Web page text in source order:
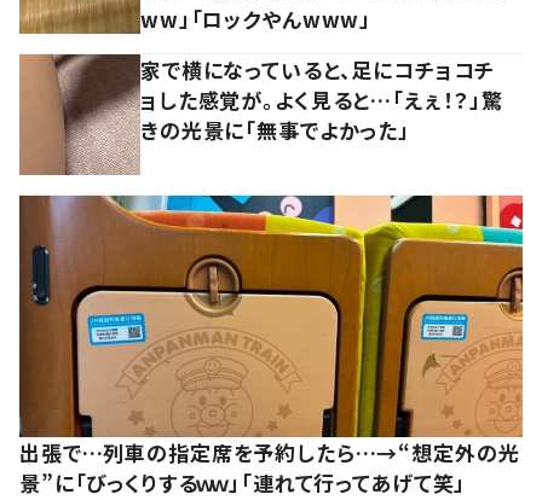
ww」「ロックやんwww」
家で横になっていると、足にコチョコチ
ョした感覚が。よく見ると…「えぇ！？」驚
きの光景に「無事でよかった」
出張で…列車の指定席を予約したら…→“想定外の光
景”に「びっくりするｗｗ」「連れて行ってあげて笑」